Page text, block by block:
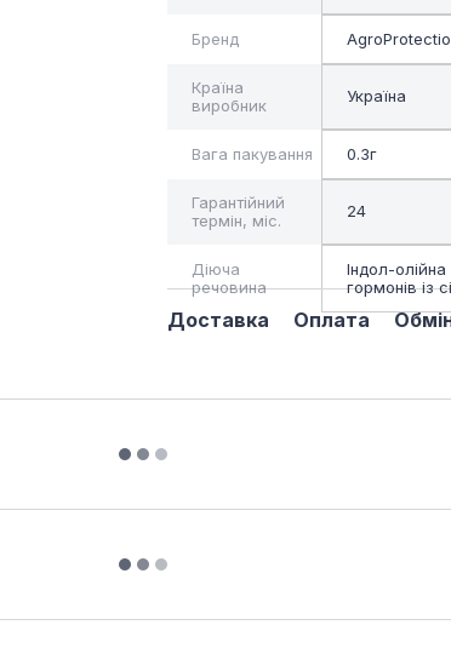
Бренд
Країна
виробник
Україна
Вага пакування 0.3г
Гарантійний
термін, міс.
24
Діюча
речовина
Індол-
гормонів із
Доставка Оплата